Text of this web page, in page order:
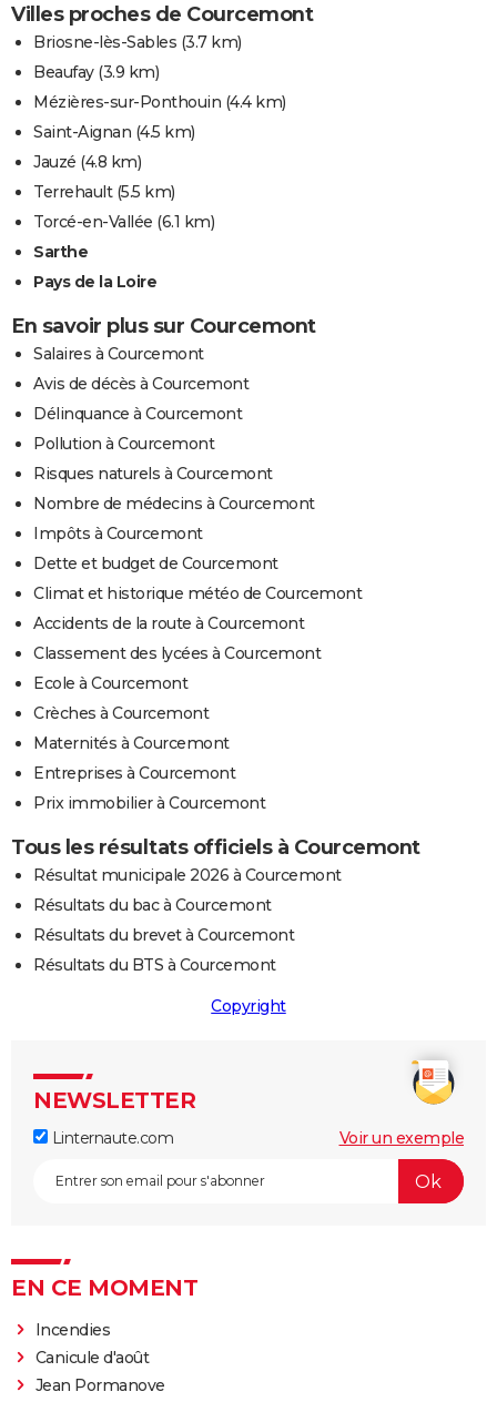
Villes proches de Courcemont
Briosne-lès-Sables (3.7 km)
Beaufay(3.9 km)
Mézières-sur-Ponthouin (4.4 km)
Saint-Aignan (4.5 km)
Jauzé (4.8 km)
Terrehault(5.5 km)
Torcé-en-Vallée (6.1 km)
Sarthe
Pays de la Loire
En savoir plus sur Courcemont
Salaires à Courcemont
Avis de décès à Courcemont
Délinquance à Courcemont
Pollution à Courcemont
Risques naturels à Courcemont
Nombre de médecins à Courcemont
Impôts à Courcemont
Dette et budget de Courcemont
Climat et historique météo de Courcemont
Accidents de la route à Courcemont
Classement des lycées à Courcemont
Ecole à Courcemont
Crèches à Courcemont
Maternités à Courcemont
Entreprises à Courcemont
Prix immobilier à Courcemont
Tous les résultats officiels à Courcemont
Résultat municipale 2026 à Courcemont
Résultats du bac à Courcemont
Résultats du brevet à Courcemont
Résultats du BTS à Courcemont
Copyright
NEWSLETTER
Linternaute.com Voir un exemple
EN CE MOMENT
Incendies
Canicule d'août
Jean Pormanove